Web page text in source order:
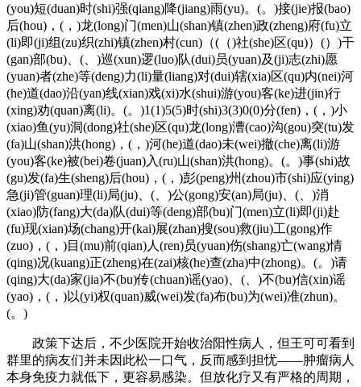
(you)短(duan)时(shi)强(qiang)降(jiang)雨(yu)。(。)接(jie)报(bao)
后(hou)，(，)龙(long)门(men)山(shan)镇(zhen)政(zheng)府(fu)立
(li)即(ji)组(zu)织(zhi)镇(zhen)村(cun)（(（)社(she)区(qu)）(）)干
(gan)部(bu)、(、)巡(xun)逻(luo)队(dui)员(yuan)及(ji)志(zhi)愿
(yuan)者(zhe)等(deng)力(li)量(liang)对(dui)辖(xia)区(qu)内(nei)河
(he)道(dao)沿(yan)线(xian)戏(xi)水(shui)游(you)客(ke)进(jin)行
(xing)劝(quan)离(li)。(。)1(1)5(5)时(shi)3(3)0(0)分(fen)，(，)小
(xiao)鱼(yu)洞(dong)社(she)区(qu)龙(long)漕(cao)沟(gou)突(tu)发
(fa)山(shan)洪(hong)，(，)河(he)道(dao)未(wei)撤(che)离(li)游
(you)客(ke)被(bei)卷(juan)入(ru)山(shan)洪(hong)。(。)事(shi)故
(gu)发(fa)生(sheng)后(hou)，(，)彭(peng)州(zhou)市(shi)应(ying)
急(ji)管(guan)理(li)局(ju)、(、)公(gong)安(an)局(ju)、(、)消
(xiao)防(fang)大(da)队(dui)等(deng)部(bu)门(men)立(li)即(ji)赴
(fu)现(xian)场(chang)开(kai)展(zhan)搜(sou)救(jiu)工(gong)作
(zuo)，(，)目(mu)前(qian)人(ren)员(yuan)伤(shang)亡(wang)情
(qing)况(kuang)正(zheng)在(zai)核(he)查(zha)中(zhong)。(。)请
(qing)大(da)家(jia)不(bu)传(chuan)谣(yao)、(、)不(bu)信(xin)谣
(yao)，(，)以(yi)权(quan)威(wei)发(fa)布(bu)为(wei)准(zhun)。
(。)
政策下达后，不少医院开始收治阳性病人，但王可可看到
群里的病友们并未因此松一口气，反而感到担忧——肿瘤病人
本身免疫力就低下，更容易感染。但放化疗又有严格的周期，